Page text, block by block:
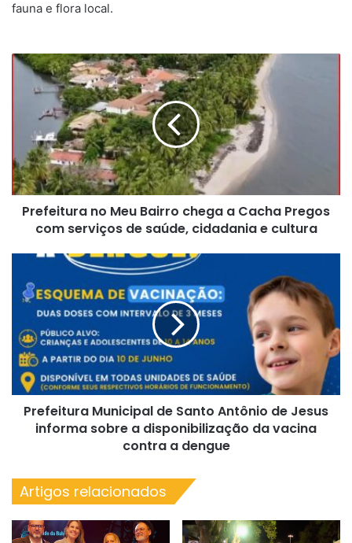
fauna e flora local.
Prefeitura
Meu
Cacha
Pregos
com
serviços
cidadania
cultura
Prefeitura no Meu Bairro chega a Cacha Pregos
com serviços de saúde, cidadania e cultura
Prefeitura
de
Santo
Antônio
de
Jesus
informa
sobre
disponibilização
dengue
Prefeitura Municipal de Santo Antônio de Jesus
informa sobre a disponibilização da vacina
contra a dengue
Artigos relacionados